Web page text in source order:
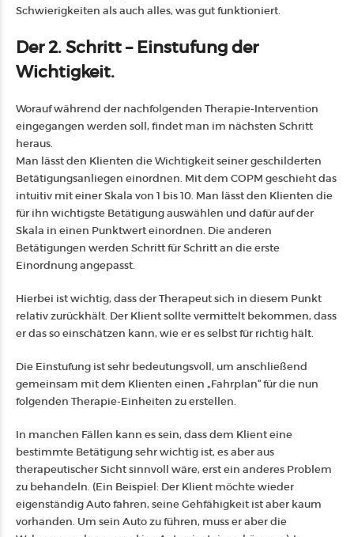
Schwierigkeiten als auch alles, was gut funktioniert.
Der 2. Schritt – Einstufung der
Wichtigkeit.
Worauf während der nachfolgenden Therapie-Intervention
eingegangen werden soll, findet man im nächsten Schritt
heraus.
Man lässt den Klienten die Wichtigkeit seiner geschilderten
Betätigungsanliegen einordnen. Mit dem COPM geschieht das
intuitiv mit einer Skala von 1 bis 10. Man lässt den Klienten die
für ihn wichtigste Betätigung auswählen und dafür auf der
Skala in einen Punktwert einordnen. Die anderen
Betätigungen werden Schritt für Schritt an die erste
Einordnung angepasst.
Hierbei ist wichtig, dass der Therapeut sich in diesem Punkt
relativ zurückhält. Der Klient sollte vermittelt bekommen, dass
er das so einschätzen kann, wie er es selbst für richtig hält.
Die Einstufung ist sehr bedeutungsvoll, um anschließend
gemeinsam mit dem Klienten einen „Fahrplan“ für die nun
folgenden Therapie-Einheiten zu erstellen.
In manchen Fällen kann es sein, dass dem Klient eine
bestimmte Betätigung sehr wichtig ist, es aber aus
therapeutischer Sicht sinnvoll wäre, erst ein anderes Problem
zu behandeln. (Ein Beispiel: Der Klient möchte wieder
eigenständig Auto fahren, seine Gehfähigkeit ist aber kaum
vorhanden. Um sein Auto zu führen, muss er aber die